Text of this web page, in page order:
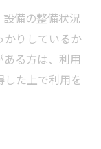
備の整備状況
かりしているか
る方は、利用
た上で利用を